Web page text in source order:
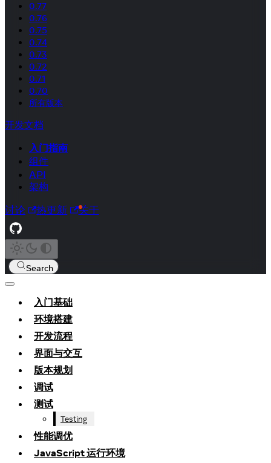
0.77
0.76
0.75
0.74
0.73
0.72
0.71
0.70
所有版本
开发文档
入门指南
组件
API
架构
讨论 热更新 关于
Search
入门基础
环境搭建
开发流程
界面与交互
版本规划
调试
测试
Testing
性能调优
JavaScript 运行环境